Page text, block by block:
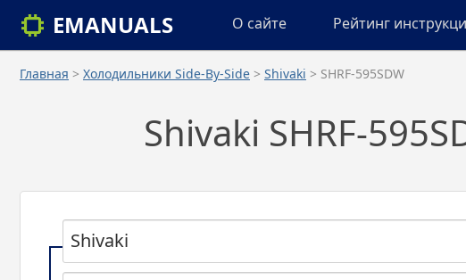
EMANUALS О сайте Рейтинг
Главная > Холодильники Side-By-Side > Shivaki > SHRF-595SDW
Shivaki SHRF-
Shivaki